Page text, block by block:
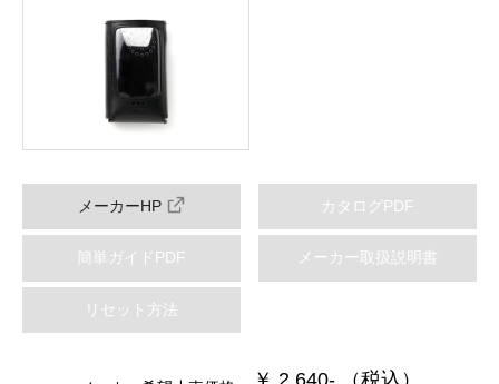
メーカーHP カタログPDF
簡単ガイドPDF メーカー取扱説明書
リセット方法
￥ 2,640- （税込）